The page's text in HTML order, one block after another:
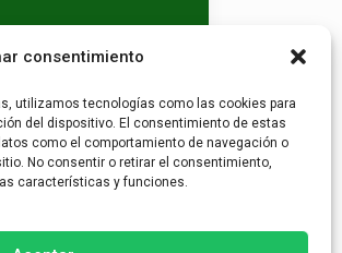
consentimiento
utilizamos tecnologías como las cookies para
del dispositivo. El consentimiento de estas
como el comportamiento de navegación o
No consentir o retirar el consentimiento,
características y funciones.